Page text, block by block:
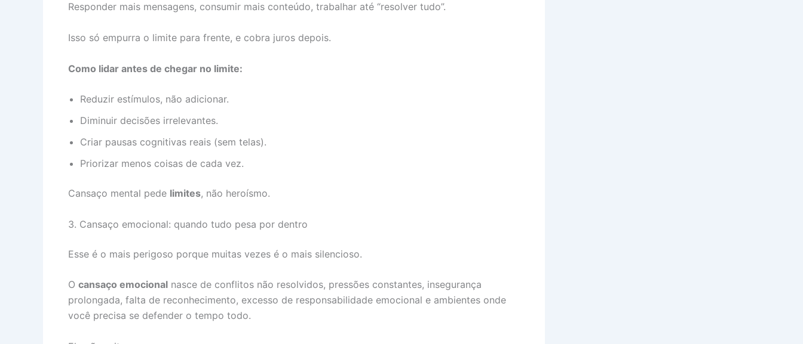
Responder mais mensagens, consumir mais conteúdo, trabalhar até “resolver tudo”.
Isso só empurra o limite para frente, e cobra juros depois.
Como lidar antes de chegar no limite:
Reduzir estímulos, não adicionar.
Diminuir decisões irrelevantes.
Criar pausas cognitivas reais (sem telas).
Priorizar menos coisas de cada vez.
Cansaço mental pede limites, não heroísmo.
3. Cansaço emocional: quando tudo pesa por dentro
Esse é o mais perigoso porque muitas vezes é o mais silencioso.
O cansaço emocional nasce de conflitos não resolvidos, pressões constantes, insegurança
prolongada, falta de reconhecimento, excesso de responsabilidade emocional e ambientes onde
você precisa se defender o tempo todo.